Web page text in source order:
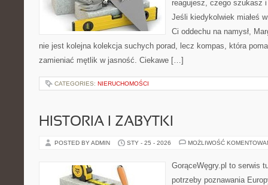
reagujesz, czego szukasz
Jeśli kiedykolwiek miałeś
Ci oddechu na namysł,
nie jest kolejna kolekcja suchych porad, lecz kompas, która
zamieniać mętlik w jasność. Ciekawe […]
CATEGORIES: NIERUCHOMOŚCI
HISTORIA I ZABYTKI
POSTED BY ADMIN STY - 25 - 2026 MOŻLIWOŚĆ
GorąceWęgry.pl to serwis
potrzeby poznawania